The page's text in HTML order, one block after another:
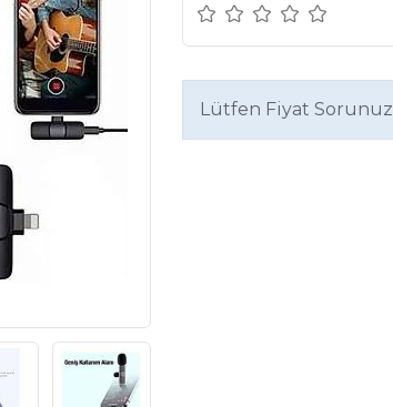
Lütfen Fiyat Sorunuz